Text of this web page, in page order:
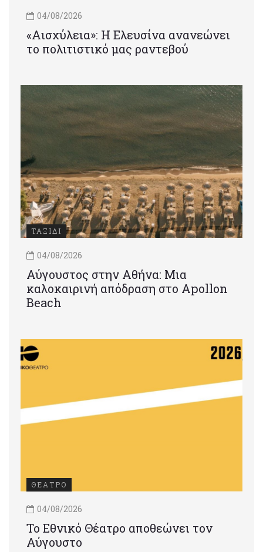
04/08/2026
«Αισχύλεια»: Η Ελευσίνα ανανεώνει
το πολιτιστικό μας ραντεβού
ΤΑΞΙΔΙ
04/08/2026
Αύγουστος στην Αθήνα: Μια
καλοκαιρινή απόδραση στο Apollon
Beach
ΘΕΑΤΡΟ
04/08/2026
Το Εθνικό Θέατρο αποθεώνει τον
Αύγουστο